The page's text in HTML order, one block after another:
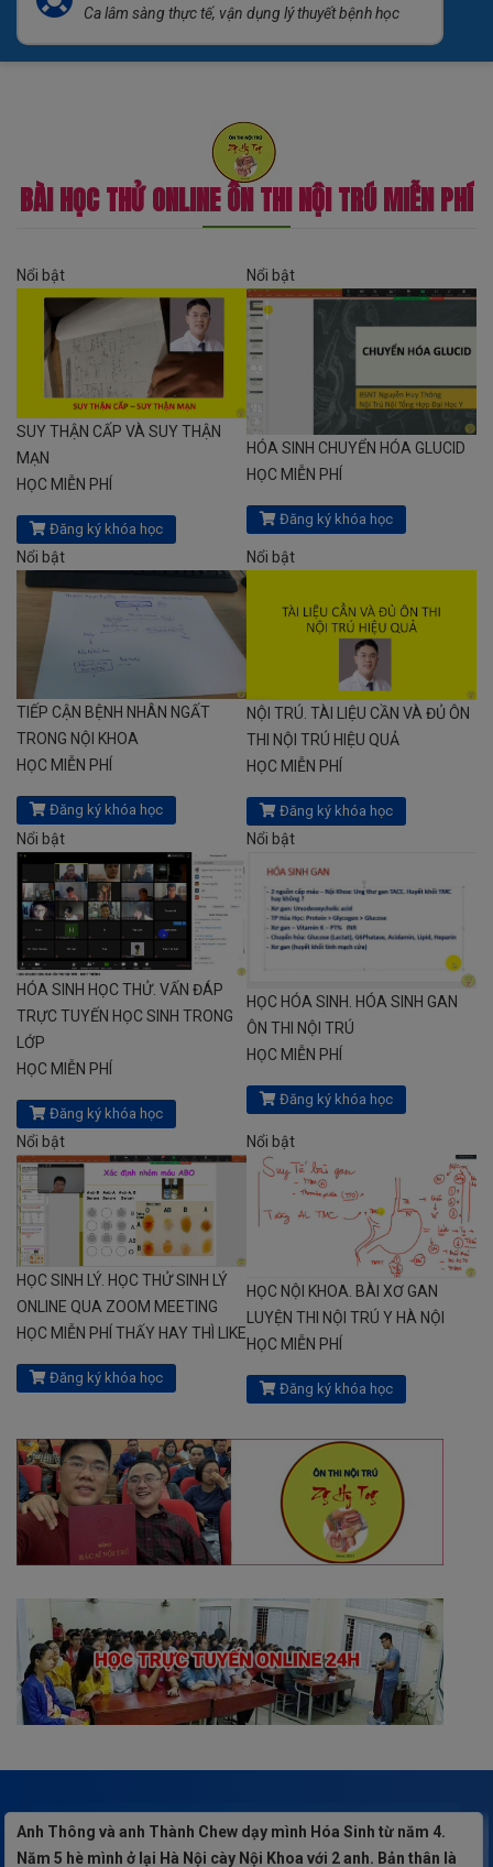
Ca lâm sàng thực tế, vận dụng lý thuyết bệnh học
BÀI HỌC THỬ ONLINE ÔN THI NỘI TRÚ MIỄN PHÍ
Nổi bật
SUY THẬN CẤP VÀ SUY THẬN
MẠN
HỌC MIỄN PHÍ
Đăng ký khóa học
Nổi bật
HÓA SINH CHUYỂN HÓA GLUCID
HỌC MIỄN PHÍ
Đăng ký khóa học
Nổi bật
TIẾP CẬN BỆNH NHÂN NGẤT
TRONG NỘI KHOA
HỌC MIỄN PHÍ
Đăng ký khóa học
Nổi bật
NỘI TRÚ. TÀI LIỆU CẦN VÀ ĐỦ ÔN
THI NỘI TRÚ HIỆU QUẢ
HỌC MIỄN PHÍ
Đăng ký khóa học
Nổi bật
HÓA SINH HỌC THỬ. VẤN ĐÁP
TRỰC TUYẾN HỌC SINH TRONG
LỚP
HỌC MIỄN PHÍ
Đăng ký khóa học
Nổi bật
HỌC HÓA SINH. HÓA SINH GAN
ÔN THI NỘI TRÚ
HỌC MIỄN PHÍ
Đăng ký khóa học
Nổi bật
HỌC SINH LÝ. HỌC THỬ SINH LÝ
ONLINE QUA ZOOM MEETING
HỌC MIỄN PHÍ THẤY HAY THÌ LIKE
Đăng ký khóa học
Nổi bật
HỌC NỘI KHOA. BÀI XƠ GAN
LUYỆN THI NỘI TRÚ Y HÀ NỘI
HỌC MIỄN PHÍ
Đăng ký khóa học
Khuyến mãi
Anh Thông và anh Thành Chew dạy mình Hóa Sinh từ năm 4.
Năm 5 hè mình ở lại Hà Nội cày Nội Khoa với 2 anh. Bản thân là